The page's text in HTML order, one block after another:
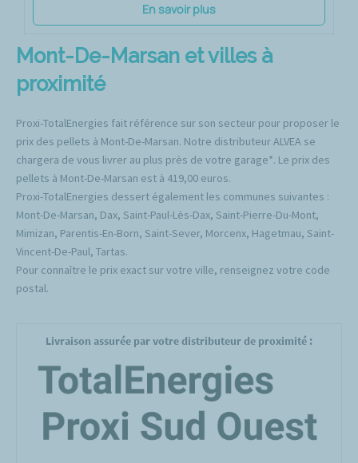
En savoir plus
Mont-De-Marsan et villes à
proximité
Proxi-TotalEnergies fait référence sur son secteur pour proposer le
prix des pellets à Mont-De-Marsan. Notre distributeur ALVEA se
chargera de vous livrer au plus près de votre garage*. Le prix des
pellets à Mont-De-Marsan est à 419,00 euros.
Proxi-TotalEnergies dessert également les communes suivantes :
Mont-De-Marsan, Dax, Saint-Paul-Lès-Dax, Saint-Pierre-Du-Mont,
Mimizan, Parentis-En-Born, Saint-Sever, Morcenx, Hagetmau, Saint-
Vincent-De-Paul, Tartas.
Pour connaître le prix exact sur votre ville, renseignez votre code
postal.
Livraison assurée par votre distributeur de proximité :